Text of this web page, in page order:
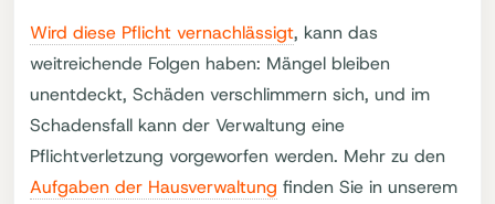
Wird diese Pflicht vernachlässigt, kann das
weitreichende Folgen haben: Mängel bleiben
unentdeckt, Schäden verschlimmern sich, und im
Schadensfall kann der Verwaltung eine
Pflichtverletzung vorgeworfen werden. Mehr zu den
Aufgaben der Hausverwaltung finden Sie in unserem